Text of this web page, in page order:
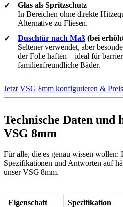
✓
Glas als Spritzschutz
In Bereichen ohne direkte
Alternative zu Fliesen.
✓
Duschtür nach Maß (bei
Seltener verwendet, aber
der Folie haften – ideal für
familienfreundliche Bäder.
Jetzt VSG 8mm konfigurieren &
Technische Daten und
VSG 8mm
Für alle, die es genau wissen
Spezifikationen und Antworten auf
unser VSG 8mm.
Eigenschaft Spezifikation